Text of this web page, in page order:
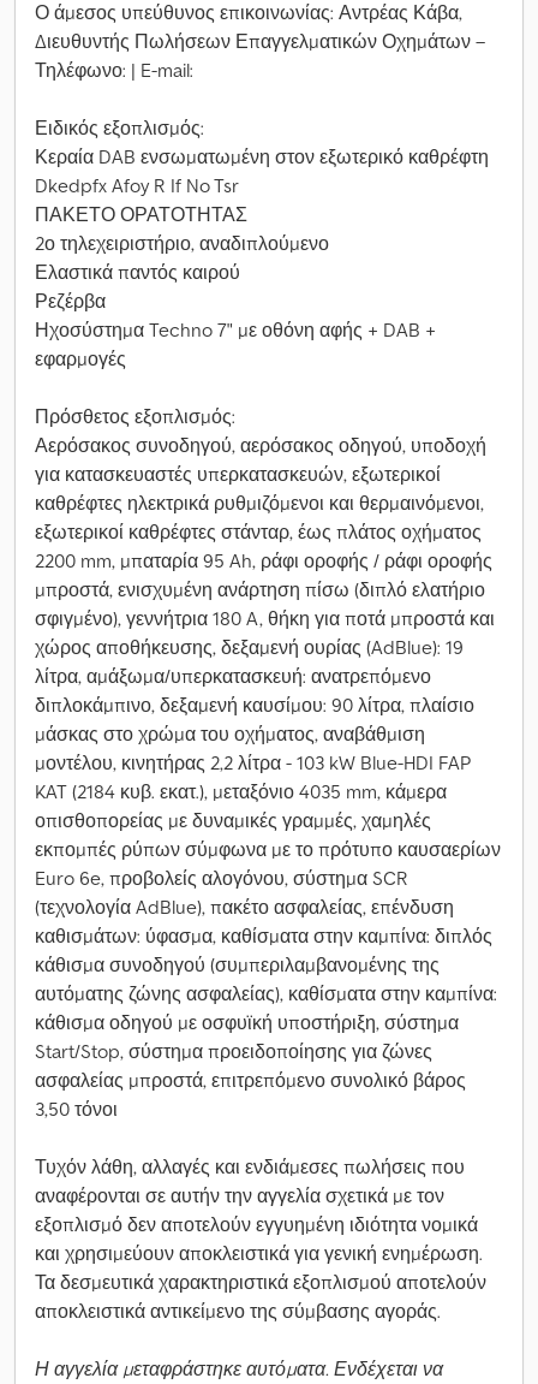
Ο άμεσος υπεύθυνος επικοινωνίας: Αντρέας Κάβα,
Διευθυντής Πωλήσεων Επαγγελματικών Οχημάτων –
Τηλέφωνο: | E-mail:
Ειδικός εξοπλισμός:
Κεραία DAB ενσωματωμένη στον εξωτερικό καθρέφτη
Dkedpfx Afoy R If No Tsr
ΠΑΚΕΤΟ ΟΡΑΤΟΤΗΤΑΣ
2ο τηλεχειριστήριο, αναδιπλούμενο
Ελαστικά παντός καιρού
Ρεζέρβα
Ηχοσύστημα Techno 7" με οθόνη αφής + DAB +
εφαρμογές
Πρόσθετος εξοπλισμός:
Αερόσακος συνοδηγού, αερόσακος οδηγού, υποδοχή
για κατασκευαστές υπερκατασκευών, εξωτερικοί
καθρέφτες ηλεκτρικά ρυθμιζόμενοι και θερμαινόμενοι,
εξωτερικοί καθρέφτες στάνταρ, έως πλάτος οχήματος
2200 mm, μπαταρία 95 Ah, ράφι οροφής / ράφι οροφής
μπροστά, ενισχυμένη ανάρτηση πίσω (διπλό ελατήριο
σφιγμένο), γεννήτρια 180 A, θήκη για ποτά μπροστά και
χώρος αποθήκευσης, δεξαμενή ουρίας (AdBlue): 19
λίτρα, αμάξωμα/υπερκατασκευή: ανατρεπόμενο
διπλοκάμπινο, δεξαμενή καυσίμου: 90 λίτρα, πλαίσιο
μάσκας στο χρώμα του οχήματος, αναβάθμιση
μοντέλου, κινητήρας 2,2 λίτρα - 103 kW Blue-HDI FAP
KAT (2184 κυβ. εκατ.), μεταξόνιο 4035 mm, κάμερα
οπισθοπορείας με δυναμικές γραμμές, χαμηλές
εκπομπές ρύπων σύμφωνα με το πρότυπο καυσαερίων
Euro 6e, προβολείς αλογόνου, σύστημα SCR
(τεχνολογία AdBlue), πακέτο ασφαλείας, επένδυση
καθισμάτων: ύφασμα, καθίσματα στην καμπίνα: διπλός
κάθισμα συνοδηγού (συμπεριλαμβανομένης της
αυτόματης ζώνης ασφαλείας), καθίσματα στην καμπίνα:
κάθισμα οδηγού με οσφυϊκή υποστήριξη, σύστημα
Start/Stop, σύστημα προειδοποίησης για ζώνες
ασφαλείας μπροστά, επιτρεπόμενο συνολικό βάρος
3,50 τόνοι
Τυχόν λάθη, αλλαγές και ενδιάμεσες πωλήσεις που
αναφέρονται σε αυτήν την αγγελία σχετικά με τον
εξοπλισμό δεν αποτελούν εγγυημένη ιδιότητα νομικά
και χρησιμεύουν αποκλειστικά για γενική ενημέρωση.
Τα δεσμευτικά χαρακτηριστικά εξοπλισμού αποτελούν
αποκλειστικά αντικείμενο της σύμβασης αγοράς.
Η αγγελία μεταφράστηκε αυτόματα. Ενδέχεται να